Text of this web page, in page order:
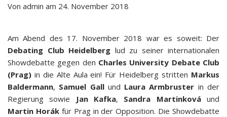
Von admin am 24. November 2018
Am Abend des 17. November 2018 war es soweit: Der
Debating Club Heidelberg lud zu seiner internationalen
Showdebatte gegen den Charles University Debate Club
(Prag) in die Alte Aula ein! Für Heidelberg stritten Markus
Baldermann, Samuel Gallund Laura Armbruster in der
Regierung sowie
Jan Kafka, Sandra Martinkováund
Martin Horákfür Prag in der Opposition. Die Showdebatte